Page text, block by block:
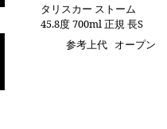
タリスカー ストーム
45.8度 700ml 正規 長S
参考上代 オープン